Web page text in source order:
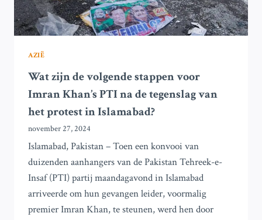
AZIË
Wat zijn de volgende stappen voor
Imran Khan’s PTI na de tegenslag van
het protest in Islamabad?
november 27, 2024
Islamabad, Pakistan – Toen een konvooi van
duizenden aanhangers van de Pakistan Tehreek-e-
Insaf (PTI) partij maandagavond in Islamabad
arriveerde om hun gevangen leider, voormalig
premier Imran Khan, te steunen, werd hen door